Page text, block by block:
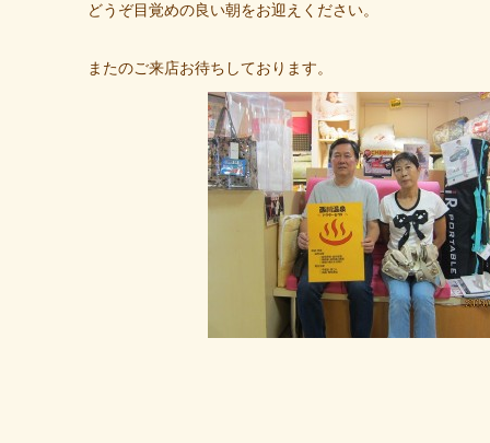
どうぞ目覚めの良い朝をお迎えください。
またのご来店お待ちしております。